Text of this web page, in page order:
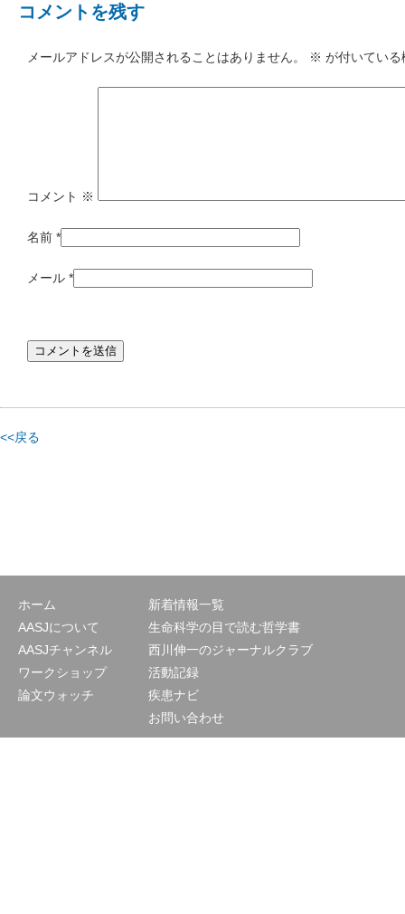
コメントを残す
メールアドレスが公開されることはありません。 ※ が付いてい
コメント ※
名前 *
メール *
<<戻る
ホーム
AASJについて
AASJチャンネル
ワークショップ
論文ウォッチ
新着情報一覧
生命科学の目で読む哲学書
西川伸一のジャーナルクラブ
活動記録
疾患ナビ
お問い合わせ